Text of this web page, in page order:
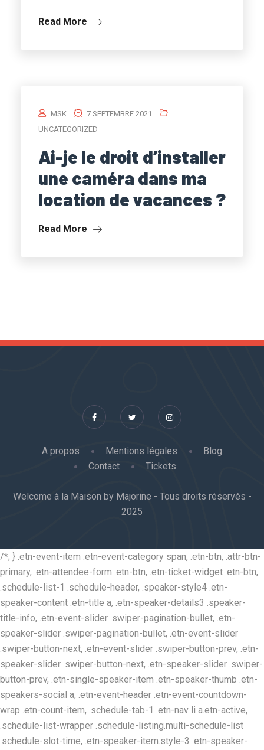
Read More
MSK
7 SEPTEMBRE 2021
UNCATEGORIZED
Ai-je le droit d’installer
une caméra dans ma
location de vacances ?
Read More
A propos Mentions légales
Blog
Contact
Tickets
Welcome à la Maison by Majorine - Tous droits réservés -
2025
/*; } .etn-event-item .etn-event-category span, .etn-btn, .attr-btn-
primary, .etn-attendee-form .etn-btn, .etn-ticket-widget .etn-btn,
.schedule-list-1 .schedule-header, .speaker-style4 .etn-
speaker-content .etn-title a, .etn-speaker-details3 .speaker-
title-info, .etn-event-slider .swiper-pagination-bullet, .etn-
speaker-slider .swiper-pagination-bullet, .etn-event-slider
.swiper-button-next, .etn-event-slider .swiper-button-prev, .etn-
speaker-slider .swiper-button-next, .etn-speaker-slider .swiper-
button-prev, .etn-single-speaker-item .etn-speaker-thumb .etn-
speakers-social a, .etn-event-header .etn-event-countdown-
wrap .etn-count-item, .schedule-tab-1 .etn-nav li a.etn-active,
.schedule-list-wrapper .schedule-listing.multi-schedule-list
.schedule-slot-time, .etn-speaker-item.style-3 .etn-speaker-